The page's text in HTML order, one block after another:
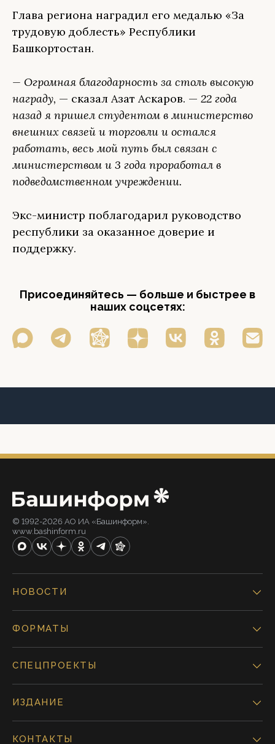
Глава региона наградил его медалью «За
трудовую доблесть» Республики
Башкортостан.
— Огромная благодарность за столь высокую
награду, — сказал Азат Аскаров. — 22 года
назад я пришел студентом в министерство
внешних связей и торговли и остался
работать, весь мой путь был связан с
министерством и 3 года проработал в
подведомственном учреждении.
Экс-министр поблагодарил руководство
республики за оказанное доверие и
поддержку.
Присоединяйтесь — больше и быстрее в
наших соцсетях:
© 1992-2026 АО ИА «Башинформ».
www.bashinform.ru
НОВОСТИ
ФОРМАТЫ
СПЕЦПРОЕКТЫ
ИЗДАНИЕ
КОНТАКТЫ